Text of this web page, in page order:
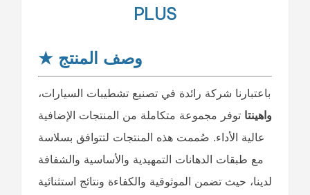
PLUS
★ وصف المنتج
باعتبارنا شركة رائدة في تصنيع تشطيبات السيارات،
واهينتا توفر مجموعة متكاملة من المنتجات الإضافية
عالية الأداء. صُممت هذه المنتجات لتتوافق بسلاسة
مع طبقات الدهانات التمهيدية والأساسية والشفافة
لدينا، حيث تضمن الموثوقية والكفاءة ونتائج استثنائية